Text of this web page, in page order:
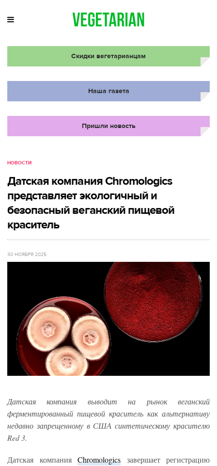
Скидки вегетарианцам
Наша газета
Пришли новость
НОВОСТИ
Датская компания Chromologics
представляет экологичный и
безопасный веганский пищевой
краситель
30 НОЯБРЯ 2025
Датская компания выводит на рынок веганский
ферментированный пищевой краситель как альтернативу
недавно запрещенному в США синтетическому красителю
Red 3.
Датская компания Chromologics завершает регистрацию